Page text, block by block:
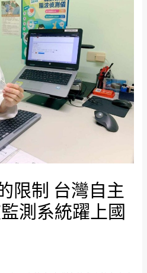
限制 台灣自主
測系統躍上國